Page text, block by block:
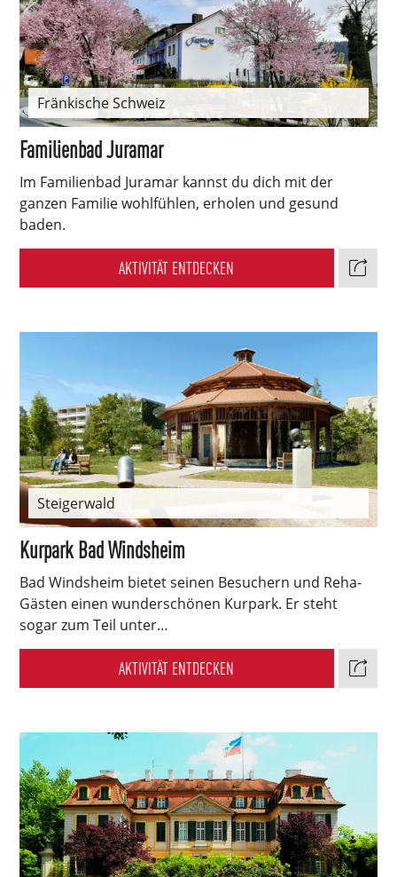
Fränkische Schweiz
Familienbad Juramar
Im Familienbad Juramar kannst du dich mit der
ganzen Familie wohlfühlen, erholen und gesund
baden.
AKTIVITÄT ENTDECKEN
Steigerwald
Kurpark Bad Windsheim
Bad Windsheim bietet seinen Besuchern und Reha-
Gästen einen wunderschönen Kurpark. Er steht
sogar zum Teil unter…
AKTIVITÄT ENTDECKEN